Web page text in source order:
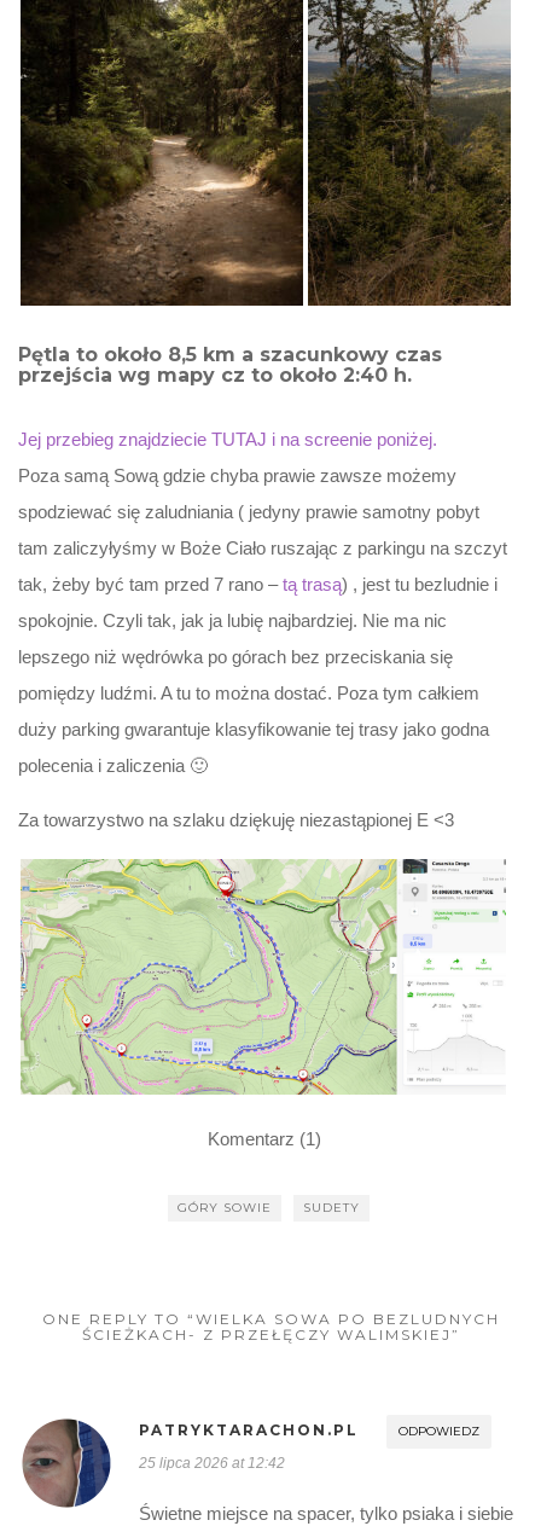
Pętla to około 8,5 km a szacunkowy czas
przejścia wg mapy cz to około 2:40 h.
Jej przebieg znajdziecie TUTAJ i na screenie poniżej.
Poza samą Sową gdzie chyba prawie zawsze możemy
spodziewać się zaludniania ( jedyny prawie samotny pobyt
tam zaliczyłyśmy w Boże Ciało ruszając z parkingu na szczyt
tak, żeby być tam przed 7 rano –tą trasą) , jest tu bezludnie i
spokojnie. Czyli tak, jak ja lubię najbardziej. Nie ma nic
lepszego niż wędrówka po górach bez przeciskania się
pomiędzy ludźmi. A tu to można dostać. Poza tym całkiem
duży parking gwarantuje klasyfikowanie tej trasy jako godna
polecenia i zaliczenia 🙂
Za towarzystwo na szlaku dziękuję niezastąpionej E <3
Komentarz (1)
GÓRY SOWIE SUDETY
ONE REPLY TO “WIELKA SOWA PO BEZLUDNYCH
ŚCIEŻKACH- Z PRZEŁĘCZY WALIMSKIEJ”
PATRYKTARACHON.PL ODPOWIEDZ
25 lipca 2026 at 12:42
Świetne miejsce na spacer, tylko psiaka i siebie